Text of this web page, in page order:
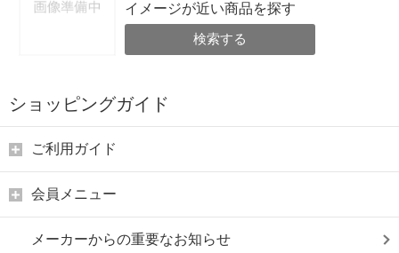
イメージが近い商品を探す
検索する
ショッピングガイド
ご利用ガイド
会員メニュー
メーカーからの重要なお知らせ